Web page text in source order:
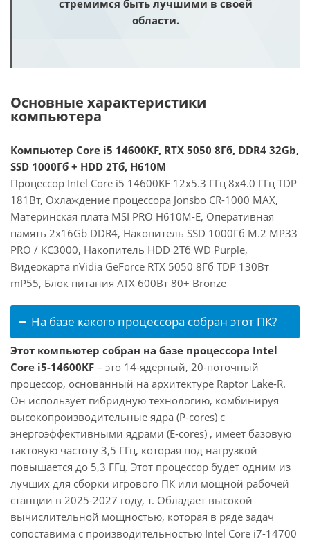
стремимся быть лучшими в своей
области.
Основные характеристики
компьютера
Компьютер Core i5 14600KF, RTX 5050 8Гб, DDR4 32Gb,
SSD 1000Гб + HDD 2Тб, H610M
Процессор Intel Core i5 14600KF 12x5.3 ГГц 8x4.0 ГГц TDP
181Вт, Охлаждение процессора Jonsbo CR-1000 MAX,
Материнская плата MSI PRO H610M-E, Оперативная
память 2x16Gb DDR4, Накопитель SSD 1000Гб M.2 MP33
PRO / KC3000, Накопитель HDD 2Тб WD Purple,
Видеокарта nVidia GeForce RTX 5050 8Гб TDP 130Вт
mP55, Блок питания ATX 600Вт 80+ Bronze
На базе какого процессора собран этот ПК?
Этот компьютер собран на базе процессора Intel
Core i5-14600KF – это 14-ядерный, 20-поточный
процессор, основанный на архитектуре Raptor Lake-R.
Он использует гибридную технологию, комбинируя
высокопроизводительные ядра (P-cores) с
энергоэффективными ядрами (E-cores) , имеет базовую
тактовую частоту 3,5 ГГц, которая под нагрузкой
повышается до 5,3 ГГц. Этот процессор будет одним из
лучших для сборки игрового ПК или мощной рабочей
станции в 2025-2027 году, т. Обладает высокой
вычислительной мощностью, которая в ряде задач
сопоставима с производительностью Intel Core i7-14700